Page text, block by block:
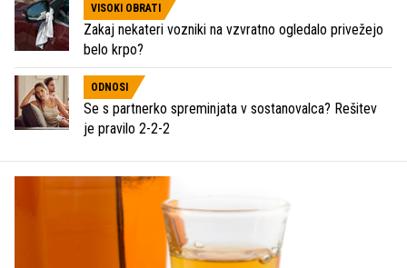
VISOKI OBRATI
Zakaj nekateri vozniki na vzvratno ogledalo privežejo
belo krpo?
ODNOSI
Se s partnerko spreminjata v sostanovalca? Rešitev
je pravilo 2-2-2